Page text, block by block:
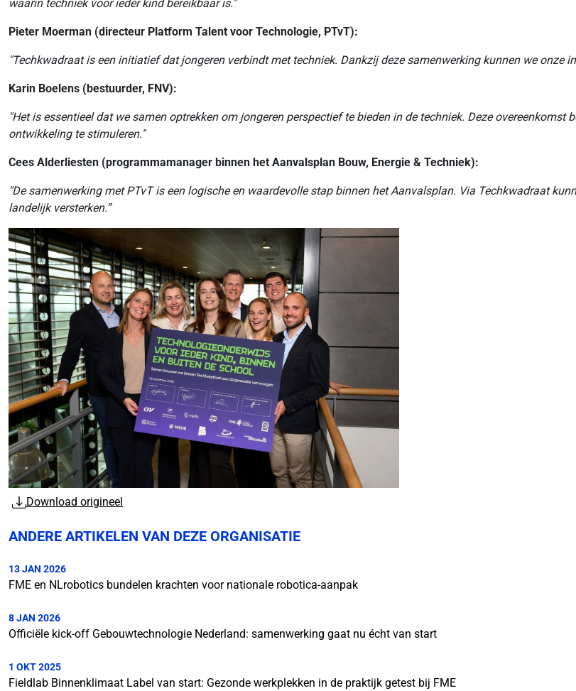
waarin techniek voor ieder kind bereikbaar is."
Pieter Moerman (directeur Platform Talent voor Technologie, PTvT):
"Techkwadraat is een initiatief dat jongeren verbindt met techniek. Dankzij deze samenwerking kunnen we onze
Karin Boelens (bestuurder, FNV):
"Het is essentieel dat we samen optrekken om jongeren perspectief te bieden in de techniek. Deze
ontwikkeling te stimuleren."
Cees Alderliesten (programmamanager binnen het Aanvalsplan Bouw, Energie & Techniek):
"De samenwerking met PTvT is een logische en waardevolle stap binnen het Aanvalsplan. Via Techkwadraat
landelijk versterken.”
Download origineel
ANDERE ARTIKELEN VAN DEZE ORGANISATIE
13 JAN 2026
FME en NLrobotics bundelen krachten voor nationale robotica-aanpak
8 JAN 2026
Officiële kick-off Gebouwtechnologie Nederland: samenwerking gaat nu écht van start
1 OKT 2025
Fieldlab Binnenklimaat Label van start: Gezonde werkplekken in de praktijk getest bij FME